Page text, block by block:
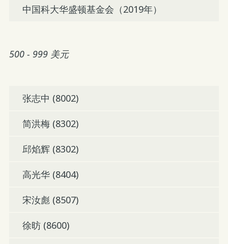
中国科大华盛顿基金会（2019年）
500 - 999 美元
张志中 (8002)
简洪梅 (8302)
邱焰辉 (8302)
高光华 (8404)
宋汝彪 (8507)
徐昉 (8600)